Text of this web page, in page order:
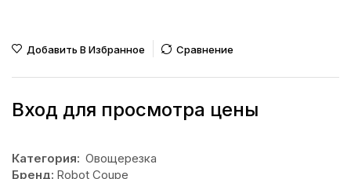
Добавить В Избранное Сравнение
Вход для просмотра цены
Категория: Овощерезка
Бренд: Robot Coupe